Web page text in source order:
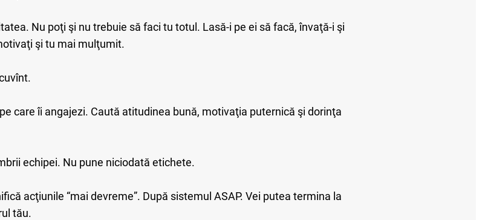
Nu poţi şi nu trebuie să faci tu totul. Lasă-i pe ei să facă, învaţă-i şi
şi tu mai mulţumit.
care îi angajezi. Caută atitudinea bună, motivaţia puternică şi dorinţa
echipei. Nu pune niciodată etichete.
acţiunile “mai devreme”. După sistemul ASAP. Vei putea termina la
tău.